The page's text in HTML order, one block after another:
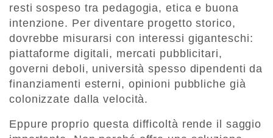
resti sospeso tra pedagogia, etica e buona
intenzione. Per diventare progetto storico,
dovrebbe misurarsi con interessi giganteschi:
piattaforme digitali, mercati pubblicitari,
governi deboli, università spesso dipendenti da
finanziamenti esterni, opinioni pubbliche già
colonizzate dalla velocità.
Eppure proprio questa difficoltà rende il saggio